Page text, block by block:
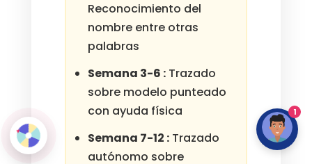
Reconocimiento del
nombre entre otras
palabras
Semana 3-6 :Trazado
sobre modelo punteado
con ayuda física
Semana 7-12 :Trazado
autónomo sobre
1